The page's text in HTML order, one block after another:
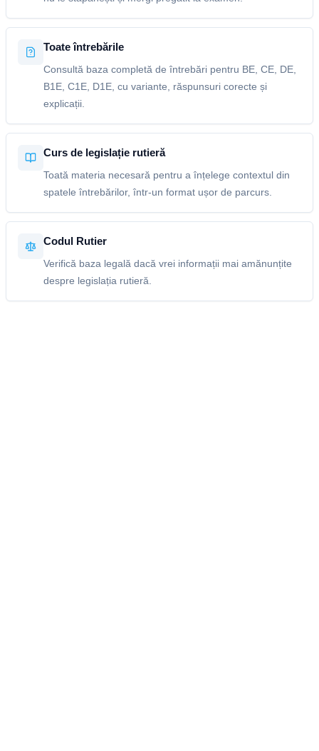
Toate întrebările
Consultă baza completă de întrebări pentru BE, CE, DE,
B1E, C1E, D1E, cu variante, răspunsuri corecte și
explicații.
Curs de legislație rutieră
Toată materia necesară pentru a înțelege contextul din
spatele întrebărilor, într-un format ușor de parcurs.
Codul Rutier
Verifică baza legală dacă vrei informații mai amănunțite
despre legislația rutieră.